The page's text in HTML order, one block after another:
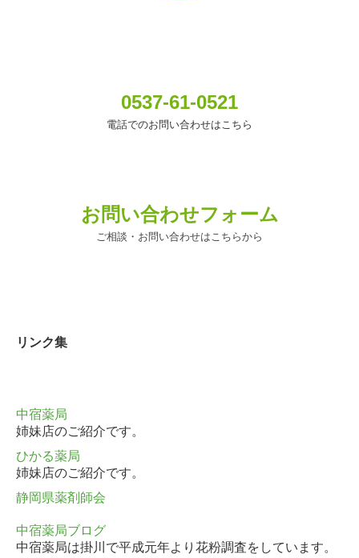
0537-61-0521
電話でのお問い合わせはこちら
お問い合わせフォーム
ご相談・お問い合わせはこちらから
リンク集
中宿薬局
姉妹店のご紹介です。
ひかる薬局
姉妹店のご紹介です。
静岡県薬剤師会
中宿薬局ブログ
中宿薬局は掛川で平成元年より花粉調査をしています。